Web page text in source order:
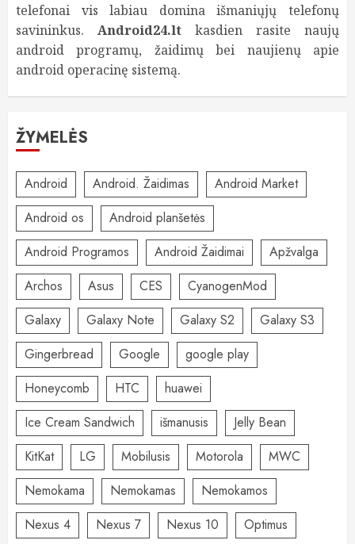
telefonai vis labiau domina išmaniųjų telefonų
savininkus. Android24.lt kasdien rasite naujų
android programų, žaidimų bei naujienų apie
android operacinę sistemą.
ŽYMELĖS
Android Android. Žaidimas
Android Market
Android os
Android planšetės
Android Programos
Android Žaidimai
Apžvalga
Archos
Asus CES
CyanogenMod
Galaxy
Galaxy Note Galaxy S2
Galaxy S3
Gingerbread
Google
google play
Honeycomb
HTC
huawei
Ice Cream Sandwich
išmanusis
Jelly Bean
KitKat
LG Mobilusis Motorola
MWC
Nemokama
Nemokamas
Nemokamos
Nexus 4
Nexus 7 Nexus 10
Optimus